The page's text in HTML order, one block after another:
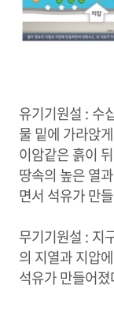
유기기원설 : 수
물 밑에 가라앉
이암같은 흙이
땅속의 높은 열
면서 석유가 만
무기기원설 : 지
의 지열과 지압
석유가 만들어